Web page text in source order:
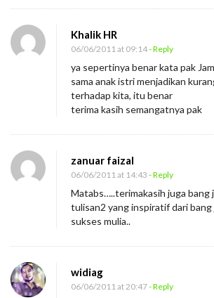
a
i
Khalik HR
06/06/2011 at 09:14- Reply
ya sepertinya benar kata pak
sama anak istri menjadikan
terhadap kita, itu benar
terima kasih semangatnya pak
zanuar faizal
06/06/2011 at 14:43 - Reply
Matabs…..terimakasih juga bang
tulisan2 yang inspiratif dari bang
sukses mulia..
widiag
06/06/2011 at 20:47- Reply